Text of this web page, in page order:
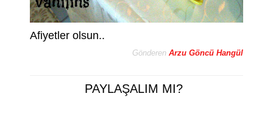
Afiyetler olsun..
Gönderen Arzu Göncü Hangül
PAYLAŞALIM MI?